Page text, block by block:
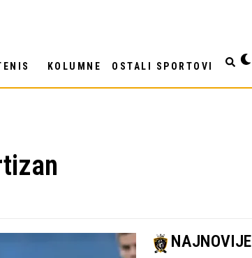
KOLUMNE OSTALI SPORTOVI
NAJNOVIJE